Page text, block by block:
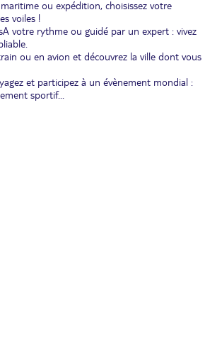
ou expédition, choisissez votre
voiles !
A votre rythme ou guidé par un expert : vivez
ou en avion et découvrez la ville dont vous
et participez à un évènement mondial :
sportif...